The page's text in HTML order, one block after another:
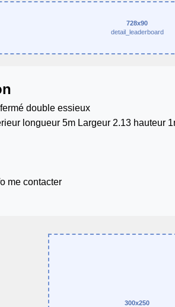
728x90
detail_leaderboard
double essieux
longueur 5m Largeur 2.13 hauteur
me contacter
300x250